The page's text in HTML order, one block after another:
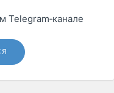
Telegram‑канале